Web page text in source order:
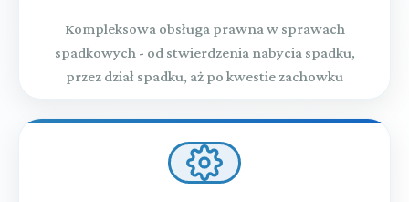
Kompleksowa obsługa prawna w sprawach
spadkowych - od stwierdzenia nabycia spadku,
przez dział spadku, aż po kwestie zachowku